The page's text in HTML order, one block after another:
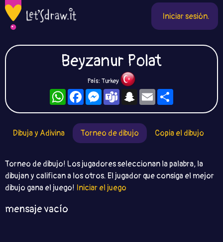
Iniciar sesión.
Beyzanur Polat
País: Turkey
WhatsAppFacebookMessengerTeamsSnapchat
Email
Dibuja y Adivina Torneo de dibujo Copia el dibujo
Torneo de dibujo! Los jugadores seleccionan la palabra, la
dibujan y califican a los otros. El jugador que consiga el mejor
dibujo gana el juego! Iniciar el juego
mensaje vacío